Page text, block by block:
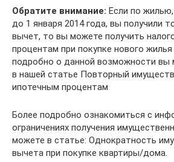
Обратите внимание: Если по
до 1 января 2014 года, вы получили
вычет, то вы можете получить
процентам при покупке нового жилья
подробно о данной возможности вы
в нашей статье Повторный
ипотечным процентам
Более подробно ознакомиться с
ограничениях получения
можете в статье: Однократность
вычета при покупке квартиры/дома.